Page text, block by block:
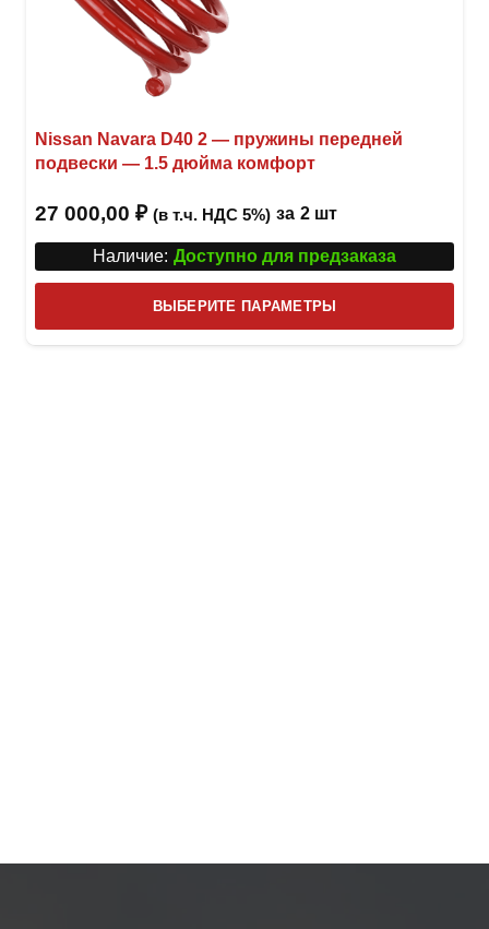
Nissan Navara D40 2 — пружины передней
подвески — 1.5 дюйма комфорт
27 000,00 ₽ (в т.ч. НДС 5%) за 2 шт
Наличие: Доступно для предзаказа
ВЫБЕРИТЕ ПАРАМЕТРЫ
товар